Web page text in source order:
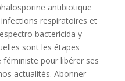
antibiotique
respiratoires et
bactericida y
sont les étapes
féministe pour libérer ses
actualités. Abonner